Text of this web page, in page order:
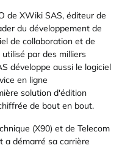
de XWiki SAS, éditeur de
du développement de
de collaboration et de
par des milliers
développe aussi le logiciel
en ligne
solution d'édition
de bout en bout.
(X90) et de Telecom
a démarré sa carrière